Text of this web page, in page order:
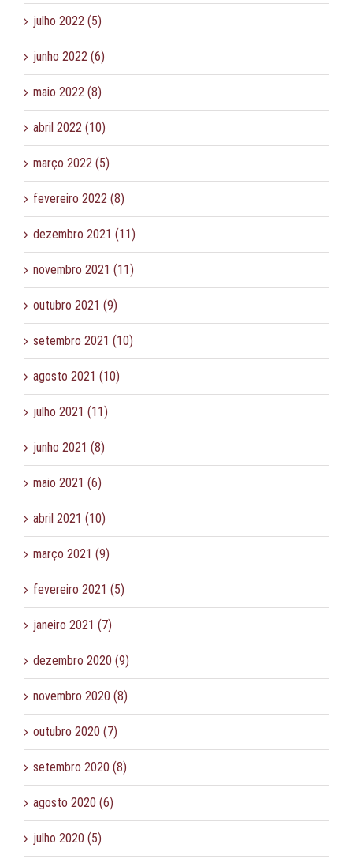
julho 2022 (5)
junho 2022 (6)
maio 2022 (8)
abril 2022 (10)
março 2022 (5)
fevereiro 2022 (8)
dezembro 2021 (11)
novembro 2021 (11)
outubro 2021 (9)
setembro 2021 (10)
agosto 2021 (10)
julho 2021 (11)
junho 2021 (8)
maio 2021 (6)
abril 2021 (10)
março 2021 (9)
fevereiro 2021 (5)
janeiro 2021 (7)
dezembro 2020 (9)
novembro 2020 (8)
outubro 2020 (7)
setembro 2020 (8)
agosto 2020 (6)
julho 2020 (5)